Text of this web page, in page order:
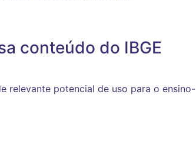
conteúdo do IBGE
relevante potencial de uso para o ensino-